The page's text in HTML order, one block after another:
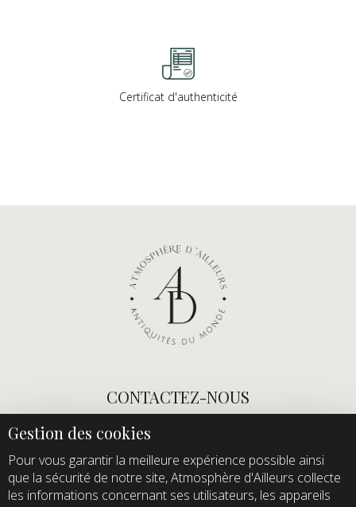
Certificat d'authenticité
CONTACTEZ-NOUS
info@atmospheredailleurs.com
Tel :
+33 (0)1 60 12 68 26
Domaine de Quincampoix
Route de Roussigny
Pour vous garantir la meilleure expérience possible ainsi
que la sécurité de notre site, Atmosphère d'Ailleurs collecte
les informations concernant ses utilisateurs, les appareils